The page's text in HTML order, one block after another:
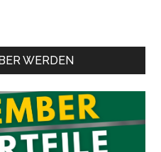
WERDEN